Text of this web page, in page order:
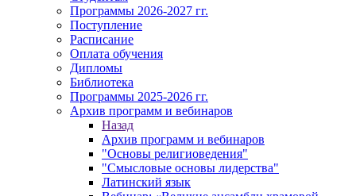
Программы 2026-2027 гг.
Поступление
Расписание
Оплата обучения
Дипломы
Библиотека
Программы 2025-2026 гг.
Архив программ и вебинаров
Назад
Архив программ и вебинаров
"Основы религиоведения"
"Смысловые основы лидерства"
Латинский язык